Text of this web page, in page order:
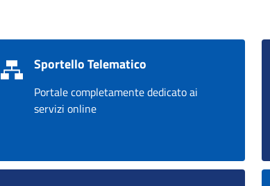
Sportello Telematico
Portale completamente dedicato ai
servizi online